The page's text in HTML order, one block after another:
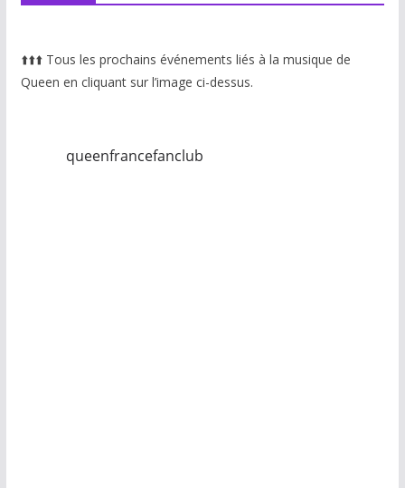
⬆️⬆️⬆️ Tous les prochains événements liés à la musique de
Queen en cliquant sur l’image ci-dessus.
queenfrancefanclub